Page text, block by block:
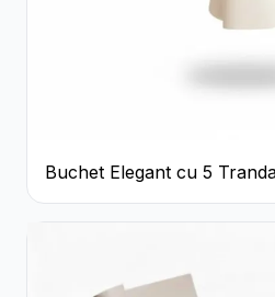
Buchet Elegant cu 5
și Eucalipt